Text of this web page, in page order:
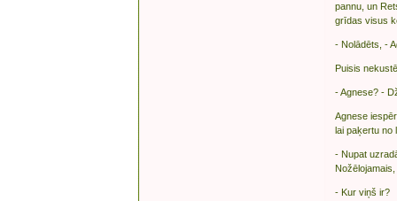
pannu, un
grīdas visus
- Nolādēts, -
Puisis
- Agnese? -
Agnese
lai paķertu no
- Nupat
- Kur viņš ir?